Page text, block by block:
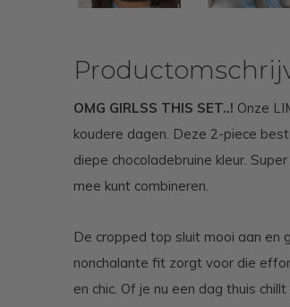
OMG GIRLSS THIS SET..! Onze
koudere dagen. Deze 2-piece
diepe chocoladebruine kleur.
mee kunt combineren.
De cropped top sluit mooi aan
nonchalante fit zorgt voor die
en chic. Of je nu een dag thuis